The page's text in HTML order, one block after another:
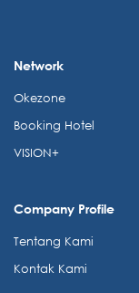
Network
Okezone
Booking Hotel
VISION+
Company Profile
Tentang Kami
Kontak Kami